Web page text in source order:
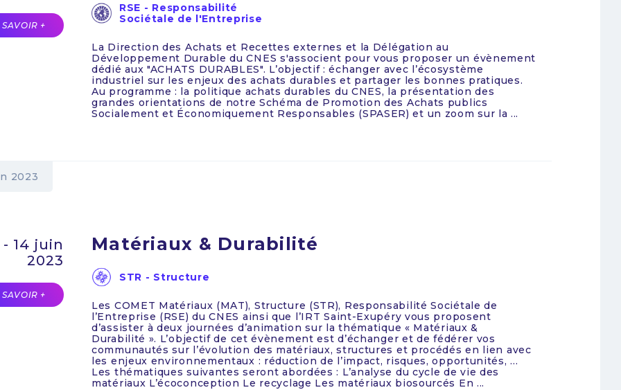
SAVOIR +
RSE - Responsabilité
Sociétale de l'Entreprise
La Direction des Achats et Recettes externes et la Délégation au
Développement Durable du CNES s'associent pour vous proposer un évènement
dédié aux "ACHATS DURABLES". L’objectif : échanger avec l’écosystème
industriel sur les enjeux des achats durables et partager les bonnes pratiques.
Au programme : la politique achats durables du CNES, la présentation des
grandes orientations de notre Schéma de Promotion des Achats publics
Socialement et Économiquement Responsables (SPASER) et un zoom sur la ...
2023
- 14 juin
2023
SAVOIR +
Matériaux & Durabilité
STR - Structure
Les COMET Matériaux (MAT), Structure (STR), Responsabilité Sociétale de
l’Entreprise (RSE) du CNES ainsi que l’IRT Saint-Exupéry vous proposent
d’assister à deux journées d’animation sur la thématique « Matériaux &
Durabilité ». L’objectif de cet évènement est d’échanger et de fédérer vos
communautés sur l’évolution des matériaux, structures et procédés en lien avec
les enjeux environnementaux : réduction de l’impact, risques, opportunités, …
Les thématiques suivantes seront abordées : L’analyse du cycle de vie des
matériaux L’écoconception Le recyclage Les matériaux biosourcés En ...